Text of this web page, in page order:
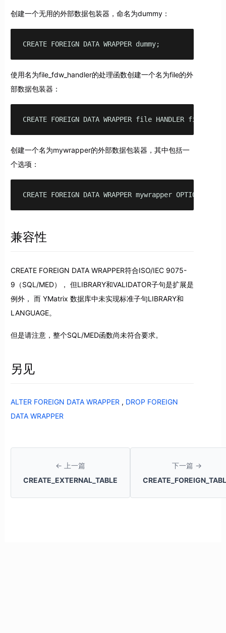
创建一个无用的外部数据包装器，命名为dummy：
CREATE FOREIGN DATA WRAPPER dummy;
使用名为file_fdw_handler的处理函数创建一个名为file的外
部数据包装器：
CREATE FOREIGN DATA WRAPPER file HANDLER
创建一个名为mywrapper的外部数据包装器，其中包括一
个选项：
CREATE FOREIGN DATA WRAPPER mywrapper OPTIONS
兼容性
CREATE FOREIGN DATA WRAPPER符合ISO/IEC 9075-
9（SQL/MED）， 但LIBRARY和VALIDATOR子句是扩展是
例外， 而 YMatrix 数据库中未实现标准子句LIBRARY和
LANGUAGE。
但是请注意，整个SQL/MED函数尚未符合要求。
另见
ALTER FOREIGN DATA WRAPPER, DROP FOREIGN
DATA WRAPPER
← 上一篇
CREATE_EXTERNAL_TABLE
下一篇 →